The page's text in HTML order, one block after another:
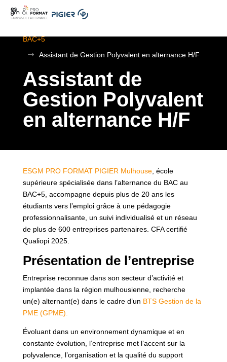
BAC+5
$
Assistant de Gestion Polyvalent en alternance H/F
Assistant de
Gestion Polyvalent
en alternance H/F
ESGM PRO FORMAT PIGIER Mulhouse, école
supérieure spécialisée dans l’alternance du BAC au
BAC+5, accompagne depuis plus de 20 ans les
étudiants vers l’emploi grâce à une pédagogie
professionnalisante, un suivi individualisé et un réseau
de plus de 600 entreprises partenaires. CFA certifié
Qualiopi 2025.
Présentation de l’entreprise
Entreprise reconnue dans son secteur d’activité et
implantée dans la région mulhousienne, recherche
un(e) alternant(e) dans le cadre d’un BTS Gestion de la
PME (GPME).
Évoluant dans un environnement dynamique et en
constante évolution, l’entreprise met l’accent sur la
polyvalence, l’organisation et la qualité du support